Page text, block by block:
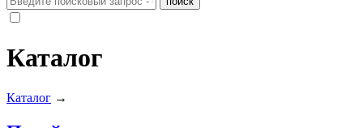
Каталог
Каталог →